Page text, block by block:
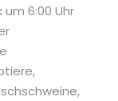
6:00 Uhr